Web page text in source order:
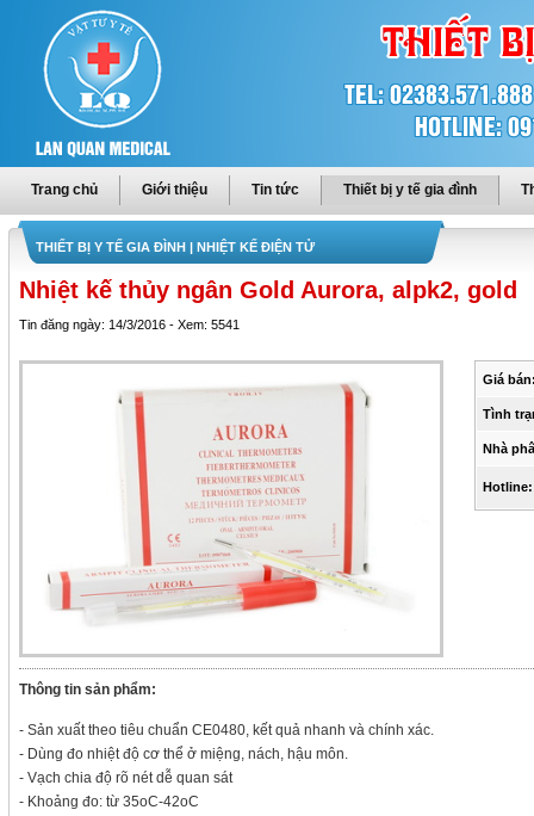
Trang chủ Giới thiệu Tin tức Thiết bị y tế gia đình
THIẾT BỊ Y TẾ GIA ĐÌNH | NHIỆT KẾ ĐIỆN TỬ
Nhiệt kế thủy ngân Gold Aurora, alpk2, gold
Tin đăng ngày: 14/3/2016 - Xem: 5541
Giá
Tình
Nhà
Hotline:
Thông tin sản phẩm:
- Sản xuất theo tiêu chuẩn CE0480, kết quả nhanh và chính xác.
- Dùng đo nhiệt độ cơ thể ở miệng, nách, hậu môn.
- Vạch chia độ rõ nét dễ quan sát
- Khoảng đo: từ 35oC-42oC